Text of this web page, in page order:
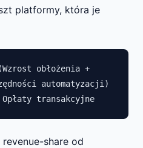
platformy, która je
obłożenia +
automatyzacji)
transakcyjne
share od